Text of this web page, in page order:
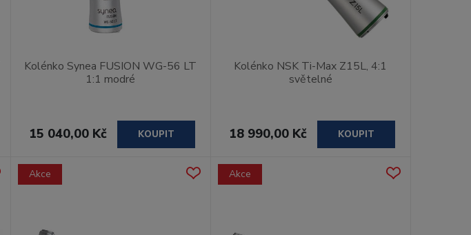
Kolénko Synea FUSION WG-56 LT
1:1 modré
15 040,00 Kč KOUPIT
Kolénko NSK Ti-Max Z15L, 4:1
světelné
18 990,00 Kč KOUPIT
Akce Akce